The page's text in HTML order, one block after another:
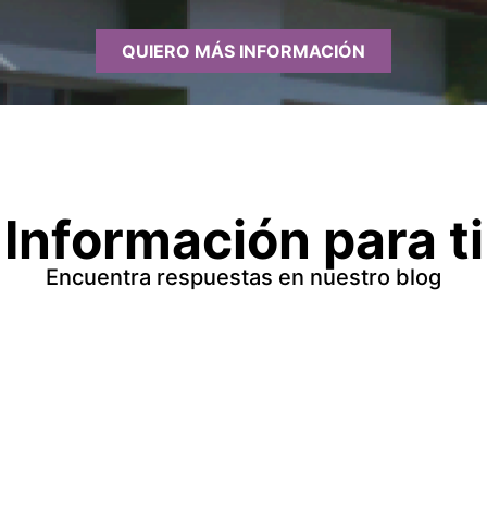
QUIERO MÁS INFORMACIÓN
Información para ti
Encuentra respuestas en nuestro blog